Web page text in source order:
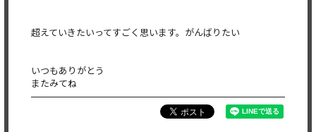
超えていきたいってすごく思います。がんばりたい
いつもありがとう
またみてね